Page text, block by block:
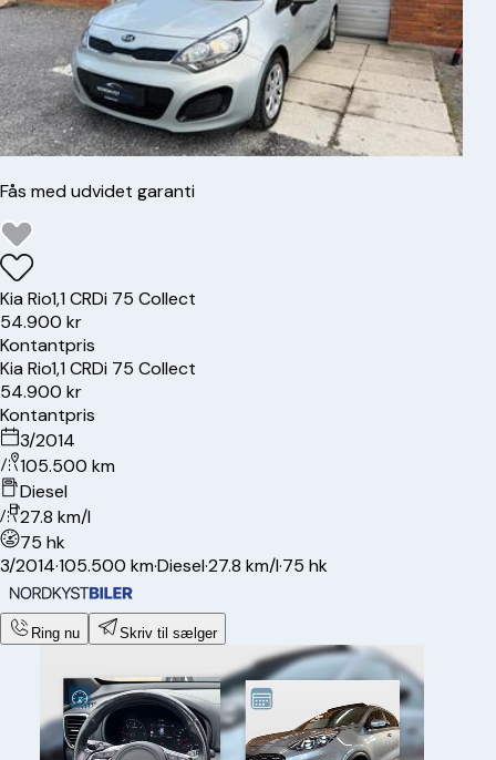
Fås med udvidet garanti
KiaRio1,1 CRDi 75 Collect
54.900 kr
Kontantpris
KiaRio1,1 CRDi 75 Collect
54.900 kr
Kontantpris
3/2014
105.500 km
Diesel
27.8 km/l
75 hk
3/2014·105.500 km·Diesel·27.8 km/l·75 hk
Ring nu Skriv til sælger